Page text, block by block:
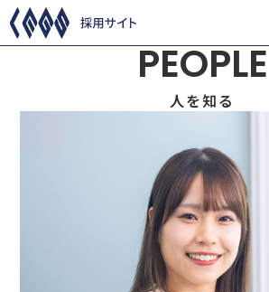
PEOPLE
人を知る
インタビュー概要